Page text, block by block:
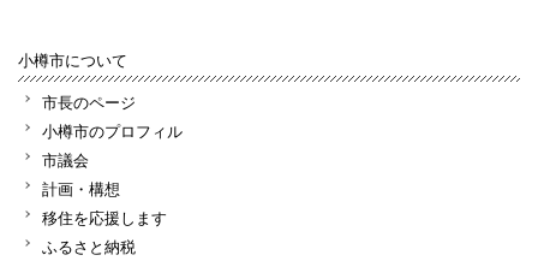
小樽市について
市長のページ
小樽市のプロフィル
市議会
計画・構想
移住を応援します
ふるさと納税